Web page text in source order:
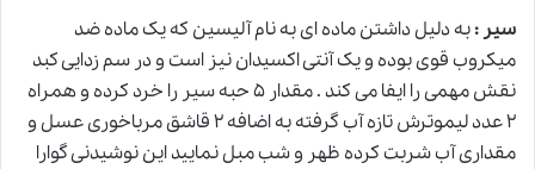
سیر :به دلیل داشتن ماده ای به نام آلیسین که یک ماده ضد
میکروب قوی بوده و یک آنتی اکسیدان نیز است و در سم زدایی کبد
نقش مهمی را ایفا می کند . مقدار ۵ حبه سیر را خرد کرده و همراه
۲ عدد لیموترش تازه آب گرفته به اضافه ۲ قاشق مرباخوری عسل و
مقداری آب شربت کرده ظهر و شب مبل نمایید این نوشیدنی گوارا